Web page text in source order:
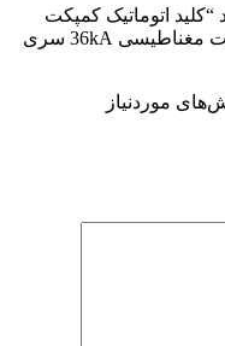
اتوماتیک کمپکت
زیمنس 400 آمپر قابل تنظیم حرارتی-ثابت مغناطیسی 36kA سری
موردنیاز